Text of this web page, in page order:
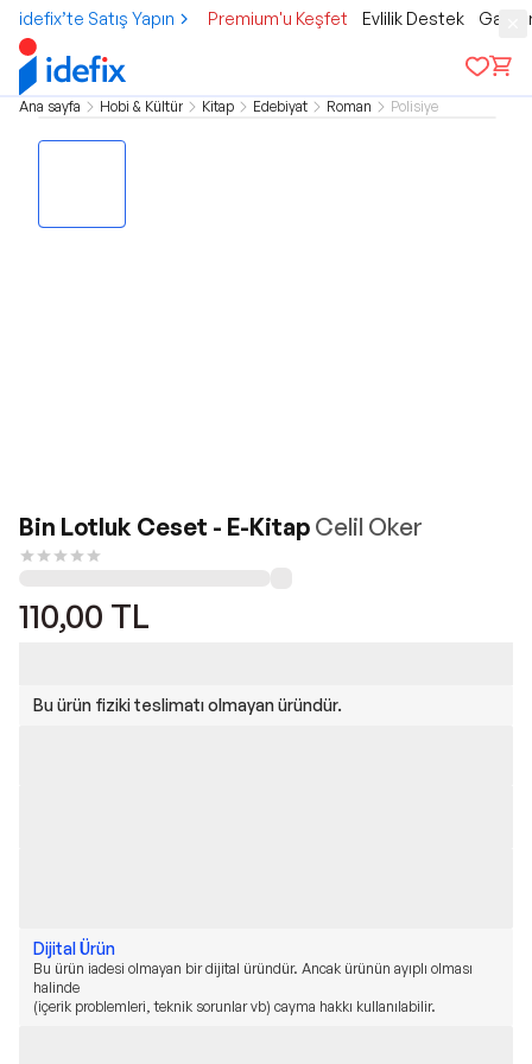
idefix’te Satış Yapın Premium'u Keşfet Evlilik Destek
Ana sayfa Hobi & Kültür Kitap Edebiyat Roman Polisiye
Bin Lotluk Ceset - E-Kitap Celil Oker
110,00 TL
Bu ürün fiziki teslimatı olmayan üründür.
Dijital Ürün
Bu ürün iadesi olmayan bir dijital üründür. Ancak ürünün ayıplı olması
halinde
(içerik problemleri, teknik sorunlar vb) cayma hakkı kullanılabilir.